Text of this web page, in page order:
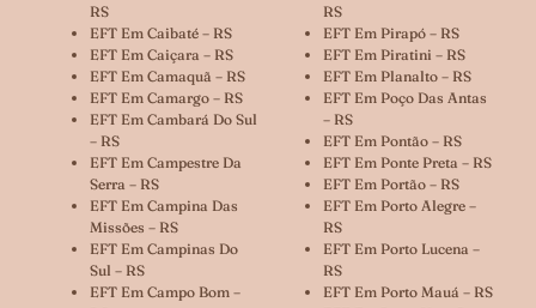
RS
EFT Em Caibaté – RS
EFT Em Caiçara – RS
EFT Em Camaquã – RS
EFT Em Camargo – RS
EFT Em Cambará Do Sul
– RS
EFT Em Campestre Da
Serra – RS
EFT Em Campina Das
Missões – RS
EFT Em Campinas Do
Sul – RS
EFT Em Campo Bom –
RS
EFT Em Pirapó – RS
EFT Em Piratini – RS
EFT Em Planalto – RS
EFT Em Poço Das Antas
– RS
EFT Em Pontão – RS
EFT Em Ponte Preta – RS
EFT Em Portão – RS
EFT Em Porto Alegre –
RS
EFT Em Porto Lucena –
RS
EFT Em Porto Mauá – RS